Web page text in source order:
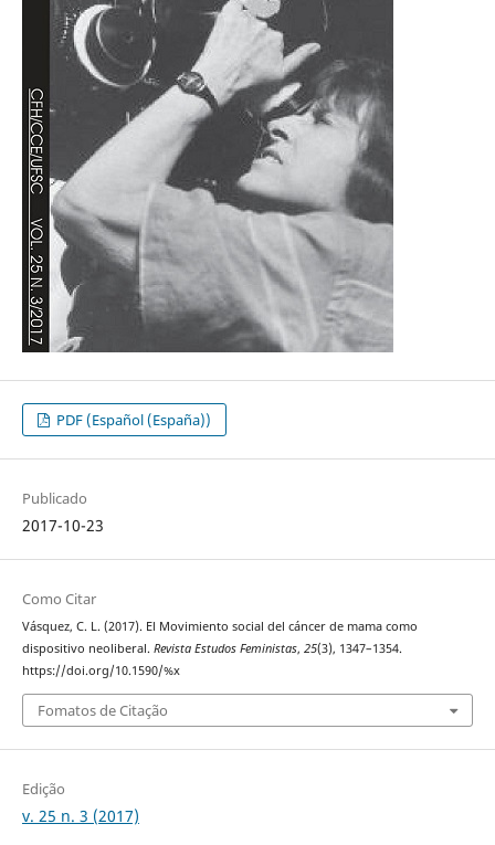
PDF (Español (España))
Publicado
2017-10-23
Como Citar
Vásquez, C. L. (2017). El Movimiento social del cáncer de mama como
dispositivo neoliberal. Revista Estudos Feministas, 25(3), 1347–1354.
https://doi.org/10.1590/%x
Fomatos de Citação
Edição
v. 25 n. 3 (2017)